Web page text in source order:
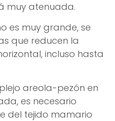
muy atenuada.
es muy grande, se
que reducen la
incluso hasta
areola-pezón en
es necesario
del tejido mamario